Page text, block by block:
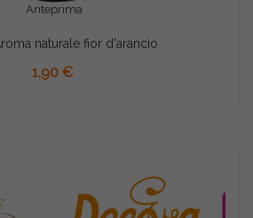
Anteprima
naturale fior d'arancio
1,90 €